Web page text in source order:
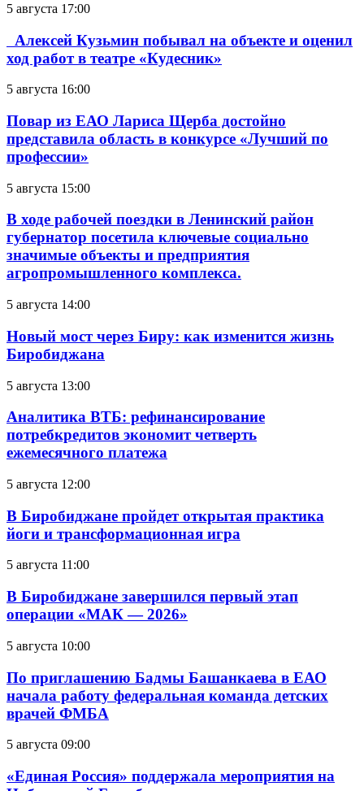
5 августа 17:00
Алексей Кузьмин побывал на объекте и оценил
ход работ в театре «Кудесник»
5 августа 16:00
Повар из ЕАО Лариса Щерба достойно
представила область в конкурсе «Лучший по
профессии»
5 августа 15:00
В ходе рабочей поездки в Ленинский район
губернатор посетила ключевые социально
значимые объекты и предприятия
агропромышленного комплекса.
5 августа 14:00
Новый мост через Биру: как изменится жизнь
Биробиджана
5 августа 13:00
Аналитика ВТБ: рефинансирование
потребкредитов экономит четверть
ежемесячного платежа
5 августа 12:00
В Биробиджане пройдет открытая практика
йоги и трансформационная игра
5 августа 11:00
В Биробиджане завершился первый этап
операции «МАК — 2026»
5 августа 10:00
По приглашению Бадмы Башанкаева в ЕАО
начала работу федеральная команда детских
врачей ФМБА
5 августа 09:00
«Единая Россия» поддержала мероприятия на